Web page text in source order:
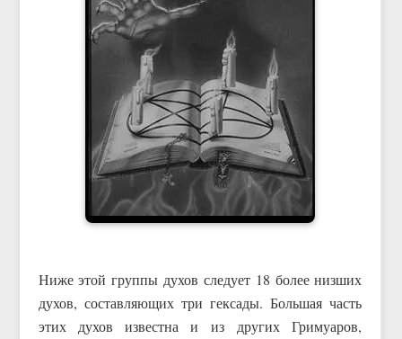
Ниже этой группы духов следует 18 более низших
духов, составляющих три гексады. Большая часть
этих духов известна и из других Гримуаров,